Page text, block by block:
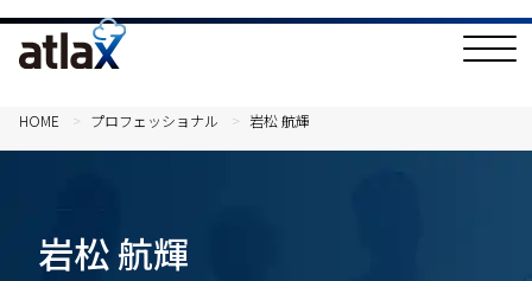
T
o
N
HOME プロフェッショナル 岩松 航輝
岩松 航輝